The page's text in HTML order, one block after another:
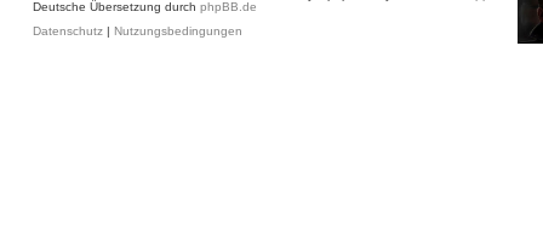
Deutsche Übersetzung durch phpBB.de
Datenschutz
Nutzungsbedingungen